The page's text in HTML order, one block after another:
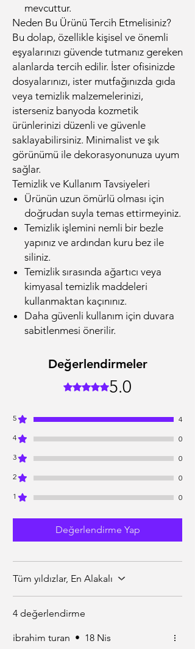
mevcuttur.
Neden Bu Ürünü Tercih Etmelisiniz?
Bu dolap, özellikle kişisel ve önemli
eşyalarınızı güvende tutmanız gereken
alanlarda tercih edilir. İster ofisinizde
dosyalarınızı, ister mutfağınızda gıda
veya temizlik malzemelerinizi,
isterseniz banyoda kozmetik
ürünlerinizi düzenli ve güvenle
saklayabilirsiniz. Minimalist ve şık
görünümü ile dekorasyonunuza uyum
sağlar.
Temizlik ve Kullanım Tavsiyeleri
Ürünün uzun ömürlü olması için
doğrudan suyla temas ettirmeyiniz.
Temizlik işlemini nemli bir bezle
yapınız ve ardından kuru bez ile
siliniz.
Temizlik sırasında ağartıcı veya
kimyasal temizlik maddeleri
kullanmaktan kaçınınız.
Daha güvenli kullanım için duvara
sabitlenmesi önerilir.
Değerlendirmeler
5 üzerinden 5 yıldız
5.0
5
4
4
0
3
0
2
0
1
0
Değerlendirme Yap
Tüm yıldızlar, En Alakalı
4 değerlendirme
ibrahim turan • 18 Nis